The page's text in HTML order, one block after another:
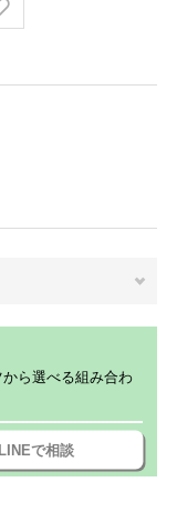
ら選べる組み合わ
LINEで相談